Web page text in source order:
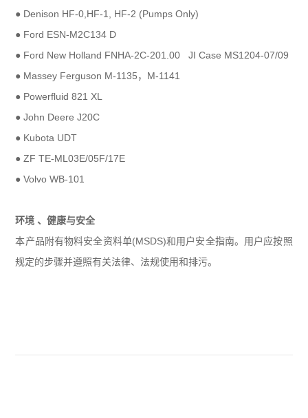
● Denison HF-0,HF-1, HF-2 (Pumps Only)
● Ford ESN-M2C134 D
● Ford New Holland FNHA-2C-201.00 JI Case MS1204-07/09
● Massey Ferguson M-1135，M-1141
● Powerfluid 821 XL
●John Deere J20C
● Kubota UDT
●ZF TE-ML03E/05F/17E
●Volvo WB-101
环境 、健康与安全
本产品附有物料安全资料单(MSDS)和用户安全指南。用户应按照
规定的步骤并遵照有关法律、法规使用和排污。